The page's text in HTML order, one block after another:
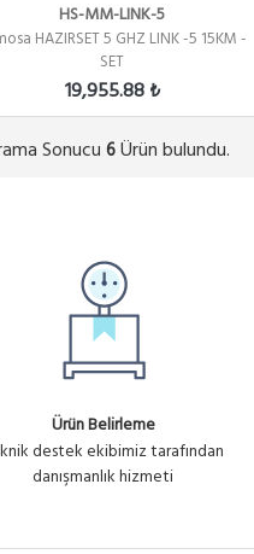
HS-MM-LINK-5
HAZIRSET 5 GHZ LINK -5 15KM -
SET
19,955.88 ₺
Sonucu6Ürün bulundu.
Ürün Belirleme
destek ekibimiz tarafından
danışmanlık hizmeti